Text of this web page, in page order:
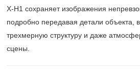
X-H1 сохраняет изображения
подробно передавая детали объекта,
трехмерную структуру и даже
сцены.